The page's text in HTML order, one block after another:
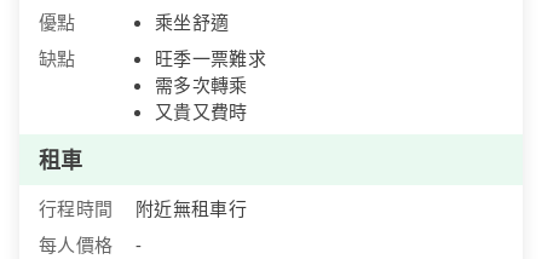
優點
乘坐舒適
缺點
旺季一票難求
需多次轉乘
又貴又費時
租車
行程時間
附近無租車行
每人價格
-